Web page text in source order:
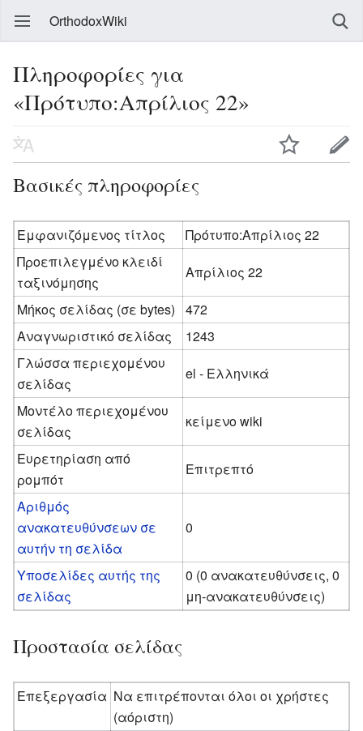
OrthodoxWiki
Πληροφορίες για
«Πρότυπο:Απρίλιος 22»
Βασικές πληροφορίες
Εμφανιζόμενος τίτλος
Πρότυπο:Απρίλιος 22
Προεπιλεγμένο κλειδί
ταξινόμησης
Απρίλιος 22
Μήκος σελίδας (σε bytes)
472
Αναγνωριστικό σελίδας
1243
Γλώσσα περιεχομένου
σελίδας
el - Ελληνικά
Μοντέλο περιεχομένου
σελίδας
κείμενο wiki
Ευρετηρίαση από
ρομπότ
Επιτρεπτό
Αριθμός
ανακατευθύνσεων σε
αυτήν τη σελίδα
0
Υποσελίδες αυτής της
σελίδας
0 (0 ανακατευθύνσεις, 0
μη-ανακατευθύνσεις)
Προστασία σελίδας
Επεξεργασία Να επιτρέπονται όλοι οι χρήστες
(αόριστη)